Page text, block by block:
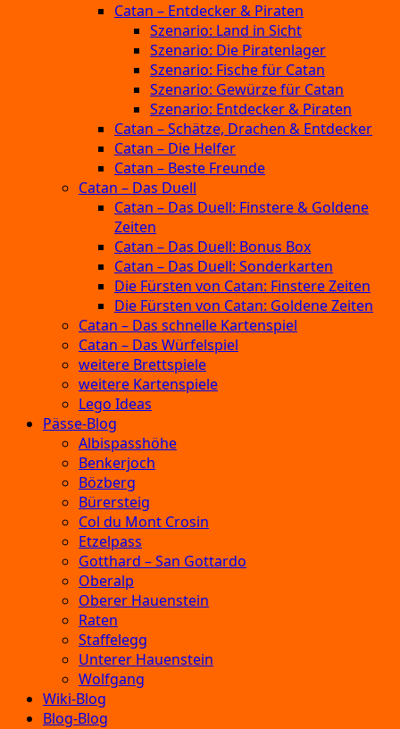
Catan – Entdecker & Piraten
Szenario: Land in Sicht
Szenario: Die Piratenlager
Szenario: Fische für Catan
Szenario: Gewürze für Catan
Szenario: Entdecker & Piraten
Catan – Schätze, Drachen & Entdecker
Catan – Die Helfer
Catan – Beste Freunde
Catan – Das Duell
Catan – Das Duell: Finstere & Goldene
Zeiten
Catan – Das Duell: Bonus Box
Catan – Das Duell: Sonderkarten
Die Fürsten von Catan: Finstere Zeiten
Die Fürsten von Catan: Goldene Zeiten
Catan – Das schnelle Kartenspiel
Catan – Das Würfelspiel
weitere Brettspiele
weitere Kartenspiele
Lego Ideas
Pässe-Blog
Albispasshöhe
Benkerjoch
Bözberg
Bürersteig
Col du Mont Crosin
Etzelpass
Gotthard – San Gottardo
Oberalp
Oberer Hauenstein
Raten
Staffelegg
Unterer Hauenstein
Wolfgang
Wiki-Blog
Blog-Blog